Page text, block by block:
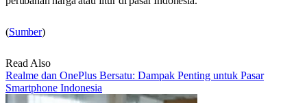
(Sumber)
Read Also
Realme dan OnePlus Bersatu: Dampak Penting untuk Pasar
Smartphone Indonesia